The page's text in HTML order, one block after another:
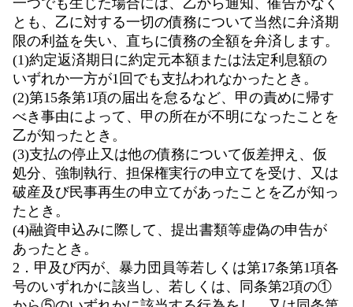
一つでも生じた場合には、乙から通知、催告がなく
とも、乙に対する一切の債務について当然に弁済期
限の利益を失い、直ちに債務の全額を弁済します。
(1)約定返済期日に約定元本額または法定利息額の
いずれか一方が1回でも支払われなかったとき。
(2)第15条第1項の届出を怠るなど、甲の責めに帰す
べき事由によって、甲の所在が不明になったことを
乙が知ったとき。
(3)支払の停止又は他の債務について仮差押え、仮
処分、強制執行、担保権実行の申立てを受け、又は
破産及び民事再生の申立てがあったことを乙が知っ
たとき。
(4)融資申込みに際して、提出書類等虚偽の申告が
あったとき。
2．甲及び丙が、暴力団員等若しくは第17条第1項各
号のいずれかに該当し、若しくは、同条第2項の①